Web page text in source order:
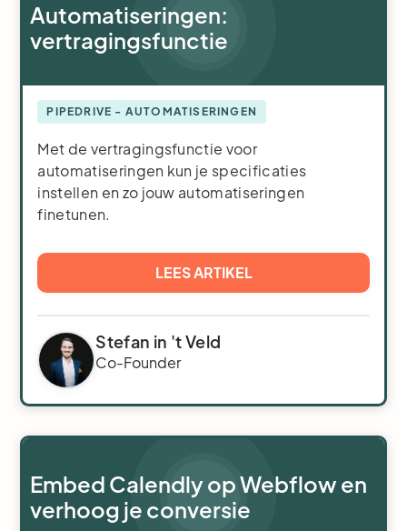
Automatiseringen:
vertragingsfunctie
PIPEDRIVE - AUTOMATISERINGEN
Met de vertragingsfunctie voor
automatiseringen kun je specificaties
instellen en zo jouw automatiseringen
finetunen.
LEES ARTIKEL
Stefan in 't Veld
Co-Founder
Embed Calendly op Webflow en
verhoog je conversie